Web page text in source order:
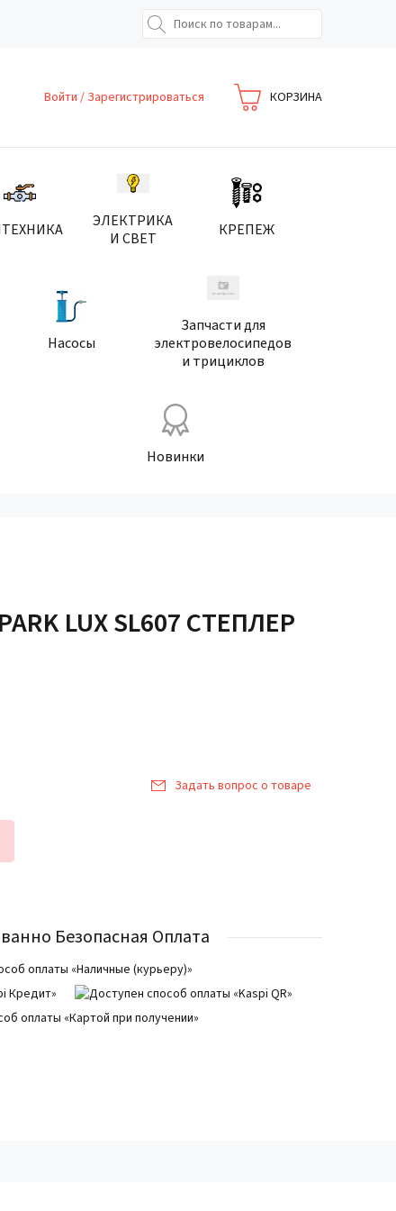
Войти / Зарегистрироваться КОРЗИНА
ЭЛЕКТРИКА
И СВЕТ
КРЕПЕЖ
Насосы
Запчасти для
электровелосипедов
и трициклов
Новинки
LUX SL607 СТЕПЛЕР
Задать вопрос о товаре
Безопасная Оплата